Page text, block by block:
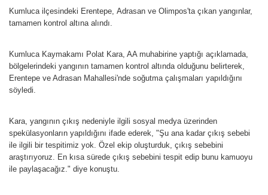
Kumluca ilçesindeki Erentepe, Adrasan ve Olimpos'ta çıkan yangınlar,
tamamen kontrol altına alındı.
Kumluca Kaymakamı Polat Kara, AA muhabirine yaptığı açıklamada,
bölgelerindeki yangının tamamen kontrol altında olduğunu belirterek,
Erentepe ve Adrasan Mahallesi'nde soğutma çalışmaları yapıldığını
söyledi.
Kara, yangının çıkış nedeniyle ilgili sosyal medya üzerinden
spekülasyonların yapıldığını ifade ederek, "Şu ana kadar çıkış sebebi
ile ilgili bir tespitimiz yok. Özel ekip oluşturduk, çıkış sebebini
araştırıyoruz. En kısa sürede çıkış sebebini tespit edip bunu kamuoyu
ile paylaşacağız." diye konuştu.